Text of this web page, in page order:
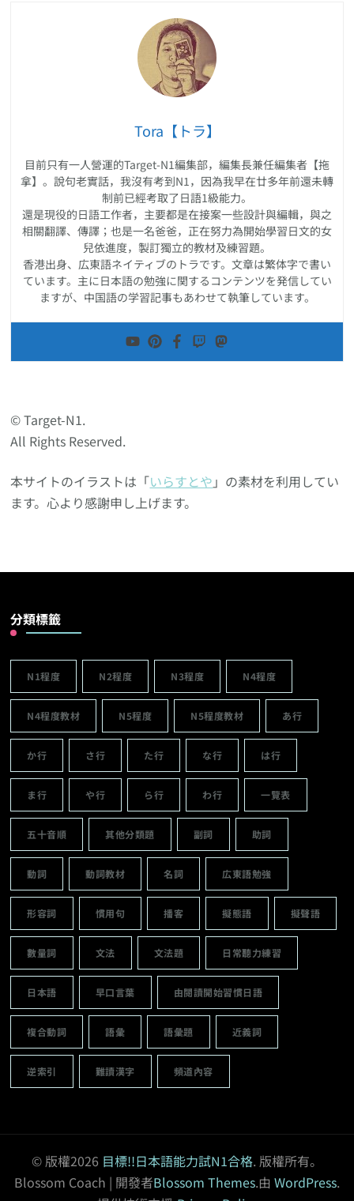
Tora【トラ】
目前只有一人營運的Target-N1編集部，編集長兼任編集者【拖
拿】。說句老實話，我沒有考到N1，因為我早在廿多年前還未轉
制前已經考取了日語1級能力。
還是現役的日語工作者，主要都是在接案一些設計與編輯，與之
相關翻譯、傳譯；也是一名爸爸，正在努力為開始學習日文的女
兒依進度，製訂獨立的教材及練習題。
香港出身、広東語ネイティブのトラです。文章は繁体字で書い
ています。主に日本語の勉強に関するコンテンツを発信してい
ますが、中国語の学習記事もあわせて執筆しています。
© Target-N1.
All Rights Reserved.
本サイトのイラストは「いらすとや 」の素材を利用してい
ます。心より感謝申し上げます。
分類標籤
N1程度 N2程度 N3程度 N4程度
N4程度教材 N5程度 N5程度教材 あ行
か行 さ行 た行 な行 は行
ま行 や行 ら行 わ行 一覽表
五十音順 其他分類題 副詞 助詞
動詞 動詞教材 名詞 広東語勉強
形容詞 慣用句 播客 擬態語 擬聲語
數量詞 文法 文法題 日常聽力練習
日本語 早口言葉 由閱讀開始習慣日語
複合動詞 語彙 語彙題 近義詞
逆索引 難讀漢字 頻道內容
© 版權2026 目標!!日本語能力試N1合格. 版權所有。
Blossom Coach | 開發者Blossom Themes.由 WordPress.